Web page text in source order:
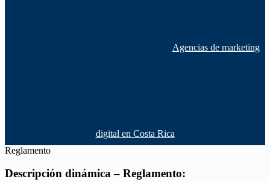
Agencias de marketing
digital en Costa Rica
Reglamento
Descripción dinámica – Reglamento: